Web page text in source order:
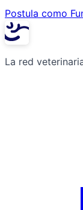
Postula como
La red